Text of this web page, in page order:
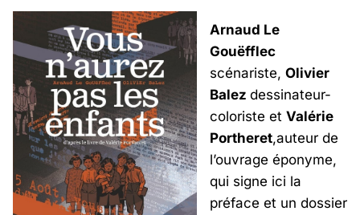
Arnaud Le
Gouëfflec
scénariste, Olivier
Balez dessinateur-
coloriste et Valérie
Portheret,auteur de
l’ouvrage éponyme,
qui signe ici la
préface et un dossier